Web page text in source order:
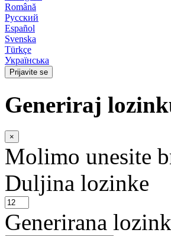
Română
Русский
Español
Svenska
Türkçe
Українська
Prijavite se
Generiraj
×
Molimo unesite
Duljina lozinke
Generirana